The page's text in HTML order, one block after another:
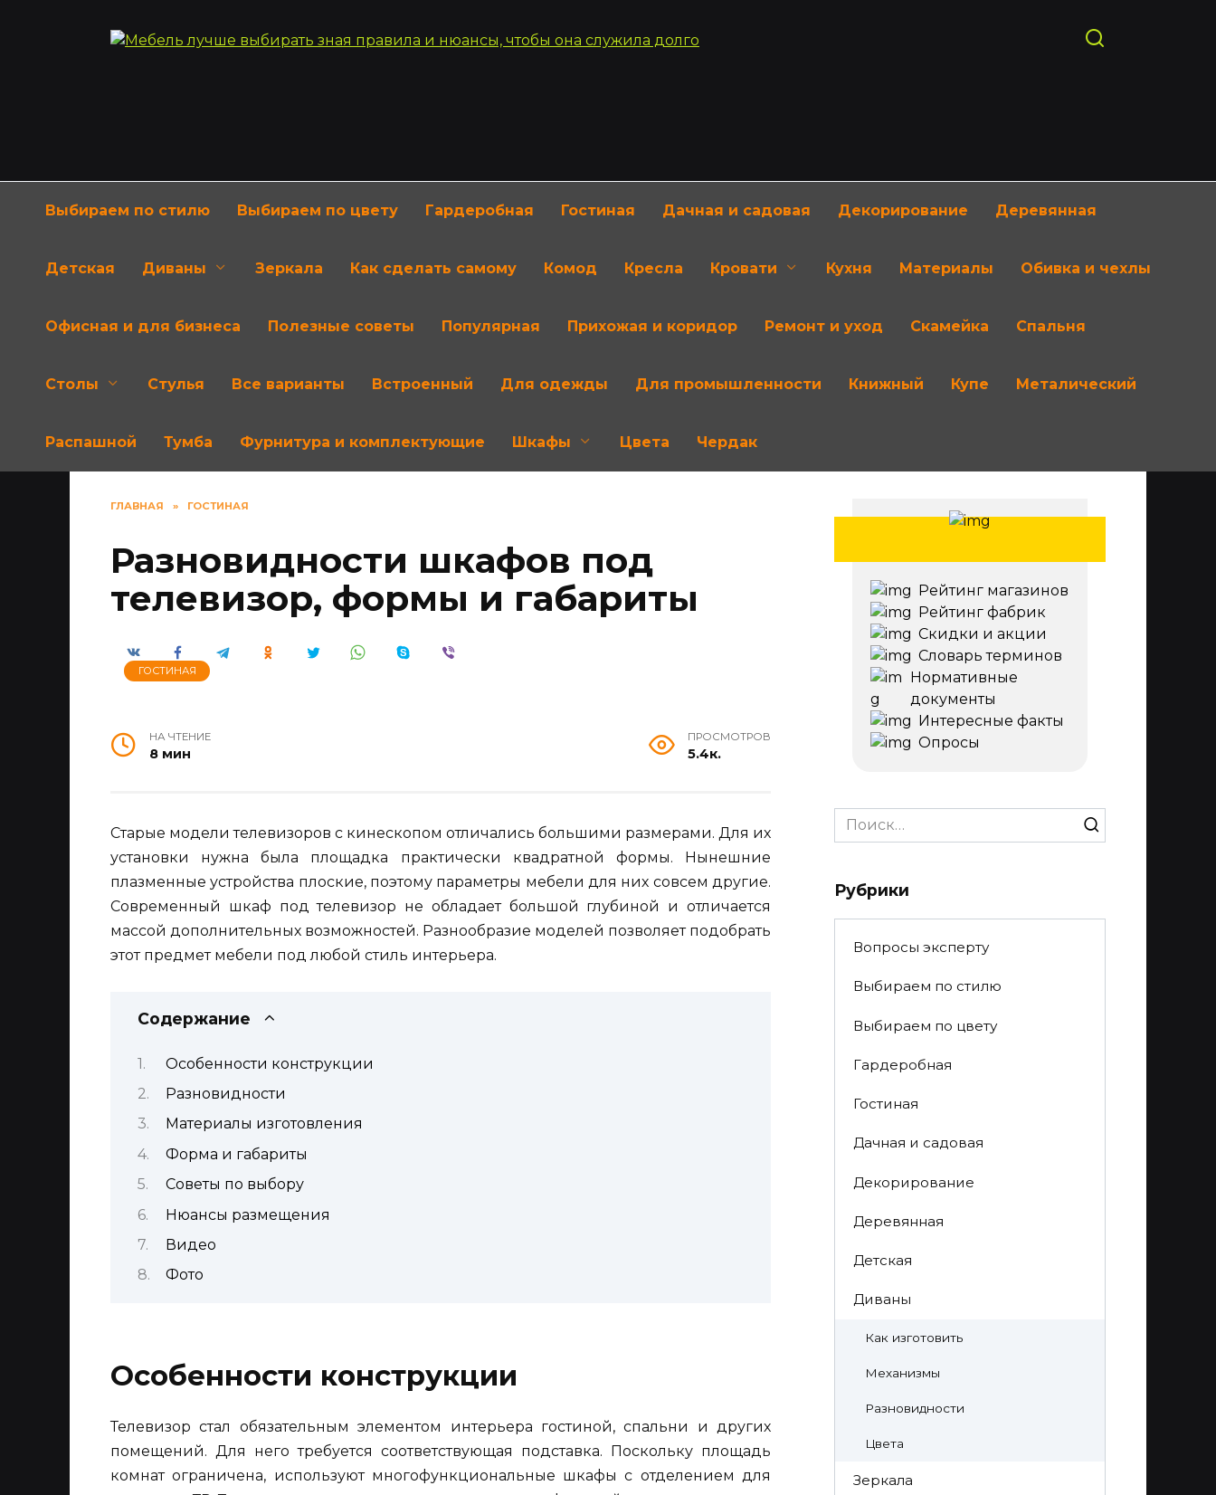
Выбираем по стилю Выбираем по цвету Гардеробная Гостиная Дачная и садовая Декорирование Деревянная
Детская Диваны Зеркала Как сделать самому Комод Кресла Кровати Кухня Материалы Обивка и чехлы
Офисная и для бизнеса Полезные советы Популярная Прихожая и коридор Ремонт и уход Скамейка Спальня
Столы Стулья Все варианты Встроенный Для одежды Для промышленности Книжный Купе Металический
Распашной Тумба Фурнитура и комплектующие Шкафы Цвета Чердак
ГЛАВНАЯ » ГОСТИНАЯ
Разновидности шкафов под
телевизор, формы и габариты
ГОСТИНАЯ
НА ЧТЕНИЕ
8 мин
ПРОСМОТРОВ
5.4к.
Старые модели телевизоров с кинескопом отличались большими размерами. Для их
установки нужна была площадка практически квадратной формы. Нынешние
плазменные устройства плоские, поэтому параметры мебели для них совсем другие.
Современный шкаф под телевизор не обладает большой глубиной и отличается
массой дополнительных возможностей. Разнообразие моделей позволяет подобрать
этот предмет мебели под любой стиль интерьера.
Содержание
Особенности конструкции
Разновидности
Материалы изготовления
Форма и габариты
Советы по выбору
Нюансы размещения
Видео
Фото
Особенности конструкции
Телевизор стал обязательным элементом интерьера гостиной, спальни и других
помещений. Для него требуется соответствующая подставка. Поскольку площадь
комнат ограничена, используют многофункциональные шкафы с отделением для
Рейтинг магазинов
Рейтинг фабрик
Скидки и акции
Словарь терминов
Нормативные
документы
Интересные факты
Опросы
Search
for:
Рубрики
Вопросы эксперту
Выбираем по стилю
Выбираем по цвету
Гардеробная
Гостиная
Дачная и садовая
Декорирование
Деревянная
Детская
Диваны
Как изготовить
Механизмы
Разновидности
Цвета
Зеркала